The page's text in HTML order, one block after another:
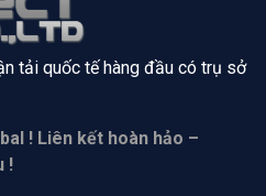
tải quốc tế hàng đầu có trụ sở
! Liên kết hoàn hảo –
!